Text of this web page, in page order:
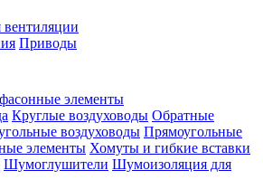
вентиляции
Приводы
элементы
Круглые воздуховоды Обратные
воздуховоды Прямоугольные
элементы Хомуты и гибкие вставки
Шумоглушители Шумоизоляция для